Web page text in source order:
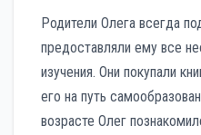
Родители Олега всегда
предоставляли ему все
изучения. Они покупали
его на путь
возрасте Олег